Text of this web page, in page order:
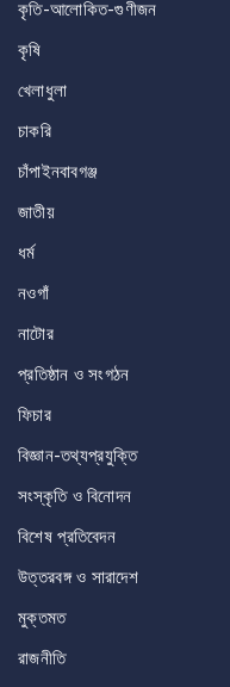
কৃতি-আলোকিত-গুণীজন
কৃষি
খেলাধুলা
চাকরি
চাঁপাইনবাবগঞ্জ
জাতীয়
ধর্ম
নওগাঁ
নাটোর
প্রতিষ্ঠান ও সংগঠন
ফিচার
বিজ্ঞান-তথ্যপ্রযুক্তি
সংস্কৃতি ও বিনোদন
বিশেষ প্রতিবেদন
উত্তরবঙ্গ ও সারাদেশ
মুক্তমত
রাজনীতি